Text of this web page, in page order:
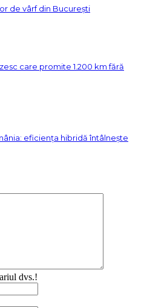
de vârf din București
care promite 1.200 km fără
eficiența hibridă întâlnește
dvs.!